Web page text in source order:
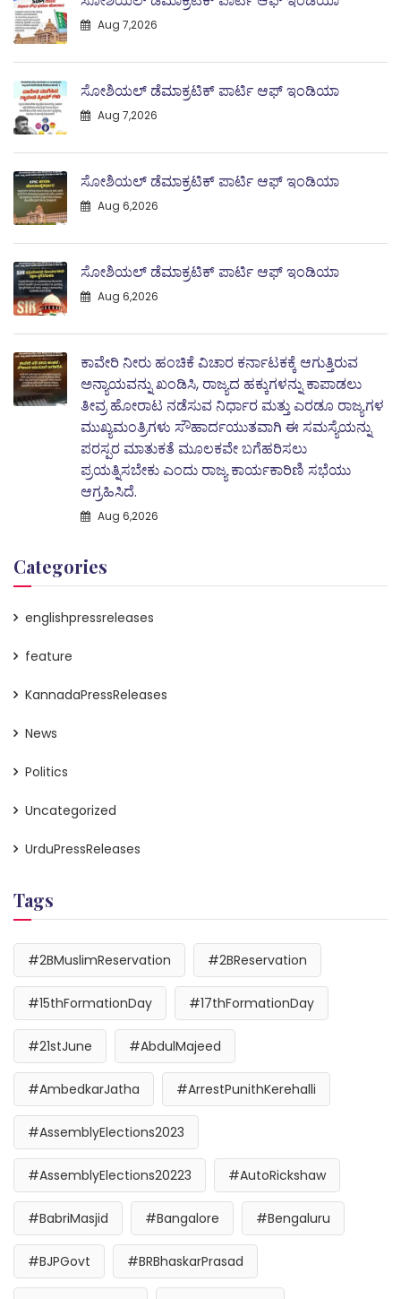
Aug 7,2026
ಸೋಶಿಯಲ್ ಡೆಮಾಕ್ರಟಿಕ್ ಪಾರ್ಟಿ ಆಫ್ ಇಂಡಿಯಾ
Aug 7,2026
ಸೋಶಿಯಲ್ ಡೆಮಾಕ್ರಟಿಕ್ ಪಾರ್ಟಿ ಆಫ್ ಇಂಡಿಯಾ
Aug 6,2026
ಸೋಶಿಯಲ್ ಡೆಮಾಕ್ರಟಿಕ್ ಪಾರ್ಟಿ ಆಫ್ ಇಂಡಿಯಾ
Aug 6,2026
ಕಾವೇರಿ ನೀರು ಹಂಚಿಕೆ ವಿಚಾರ ಕರ್ನಾಟಕಕ್ಕೆ ಆಗುತ್ತಿರುವ
ಅನ್ಯಾಯವನ್ನು ಖಂಡಿಸಿ, ರಾಜ್ಯದ ಹಕ್ಕುಗಳನ್ನು ಕಾಪಾಡಲು
ತೀವ್ರ ಹೋರಾಟ ನಡೆಸುವ ನಿರ್ಧಾರ ಮತ್ತು ಎರಡೂ ರಾಜ್ಯಗಳ
ಮುಖ್ಯಮಂತ್ರಿಗಳು ಸೌಹಾರ್ದಯುತವಾಗಿ ಈ ಸಮಸ್ಯೆಯನ್ನು
ಪರಸ್ಪರ ಮಾತುಕತೆ ಮೂಲಕವೇ ಬಗೆಹರಿಸಲು
ಪ್ರಯತ್ನಿಸಬೇಕು ಎಂದು ರಾಜ್ಯ ಕಾರ್ಯಕಾರಿಣಿ ಸಭೆಯು
ಆಗ್ರಹಿಸಿದೆ.
Aug 6,2026
Categories
englishpressreleases
feature
KannadaPressReleases
News
Politics
Uncategorized
UrduPressReleases
Tags
#2BMuslimReservation #2BReservation
#15thFormationDay #17thFormationDay
#21stJune #AbdulMajeed
#AmbedkarJatha #ArrestPunithKerehalli
#AssemblyElections2023
#AssemblyElections20223 #AutoRickshaw
#BabriMasjid #Bangalore #Bengaluru
#BJPGovt #BRBhaskarPrasad